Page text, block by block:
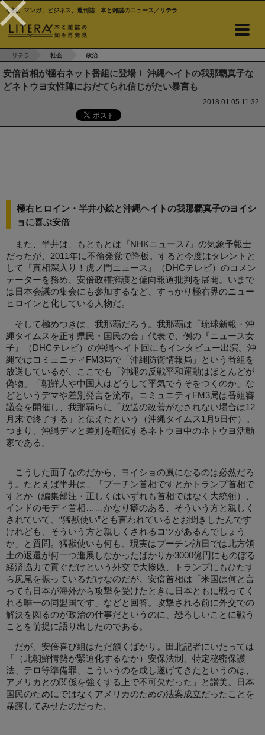
小説、マンガ、ビジネス、週刊誌…本と雑誌のニュース／リテラ
リテラ 社会 政治
安倍首相が極右ネット番組に登場！ 沖縄ヘイトの我那覇真子な
どネトウヨ女性陣におだてられ信じがたい暴言も
2018.01.05 11:32
極右ヒロイン・半井小絵と沖縄ヘイトの我那覇真子のヨイシ
ョに喜ぶ安倍
また、半井は、もともとは『NHKニュース7』の気象予報士
だったが、2011年に不倫発覚で降板。すると今度はタレントと
して『真相深入り！虎ノ門ニュース』（DHCテレビ）のコメン
テーターを務め、安倍政権擁護と偏向報道批判を展開。いまで
は日本会議の集会にも参加するなど、すっかり極右界のニュー
ヒロインと化している人物だ。
そして極めつきは、我那覇だろう。我那覇は「琉球新報・沖
縄タイムスを正す県民・国民の会」代表で、例の『ニュース女
子』（DHCテレビ）の沖縄ヘイト回にもインタビュー出演。沖
縄ではコミュニティFM3局で「沖縄防衛情報局」という番組を
放送しているが、ここでも「沖縄の反戦平和運動はほとんどが
偽物」「朝鮮人や中国人はどうして平気でうそをつくのか」な
どというデマや差別発言を流布。コミュニティFM3局は番組審
議会を開催し、我那覇らに「放送の改善がなされない場合は12
月末で終了する」と伝えたという（沖縄タイムス1月5日付）。
つまり、沖縄デマと差別を喧伝するネトウヨ中のネトウヨ活動
家である。
こうした面子なのだから、ヨイショの嵐になるのは必然だろ
う。たとえば半井は、「プーチン首相ですとかトランプ首相で
すとか（編集部注・正しくはいずれも首相ではなく大統領）、
インドのモディ首相……かなり癖のある、そういう方と親しく
されていて、“猛獣使い”とも言われているとお聞きしたんです
けれども、そういう方と親しくされるコツがあるんでしょう
か」と質問。猛獣使いも何も、現実はプーチン訪日では北方領
土の返還が何一つ進展しなかったばかりか3000億円にものぼる
経済協力で貢ぐだけという外交で大惨敗、トランプにもひたす
ら尻尾を振っているだけなのだが、安倍首相は「米国は何と言
っても日本が海外から攻撃を受けたときに日本ともに戦ってく
れる唯一の同盟国です」などと回答。攻撃される前に外交での
解決を図るのが政治の仕事だというのに、恐ろしいことに戦う
ことを前提に語り出したのである。
だが、安倍喜び組はただ頷くばかり。田北記者にいたっては
「（北朝鮮情勢が緊迫化するなか）安保法制、特定秘密保護
法、テロ等準備罪、こういうのを成し遂げてきたというのは、
アメリカとの関係を強くする上で不可欠だった」と讃美。日本
国民のためにではなくアメリカのための法案成立だったことを
暴露してみせたのだった。